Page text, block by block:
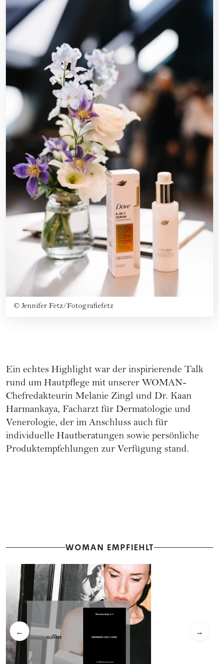
© Jennifer Fetz/Fotografiefetz
Ein echtes Highlight war der inspirierende Talk
rund um Hautpflege mit unserer WOMAN-
Chefredakteurin Melanie Zingl und Dr. Kaan
Harmankaya, Facharzt für Dermatologie und
Venerologie, der im Anschluss auch für
individuelle Hautberatungen sowie persönliche
Produktempfehlungen zur Verfügung stand.
WOMAN EMPFIEHLT
← →